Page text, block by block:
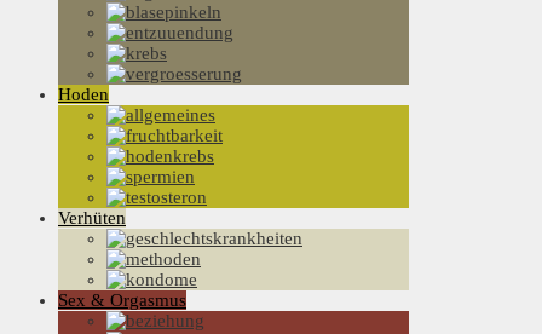
Hoden
Verhüten
Sex & Orgasmus